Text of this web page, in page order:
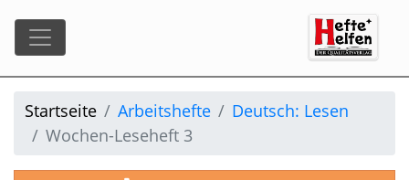
Startseite Arbeitshefte
Deutsch: Lesen
Wochen-Leseheft 3